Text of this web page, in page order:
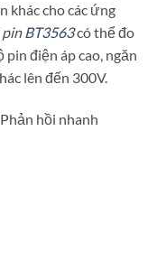
khác cho các ứng
pinBT3563có thể đo
điện áp cao, ngăn
lên đến 300V.
hồi nhanh